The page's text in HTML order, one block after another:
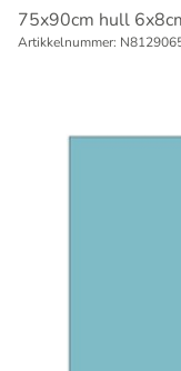
75x90cm hull
Artikkelnummer: